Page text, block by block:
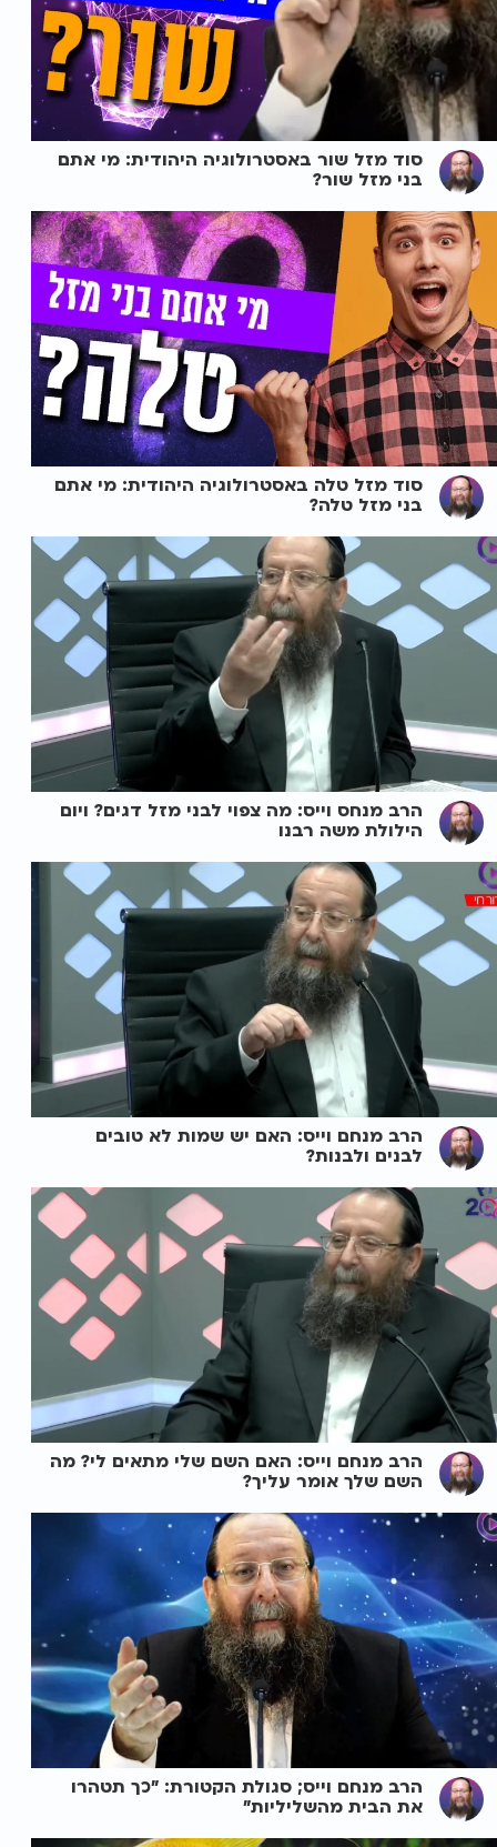
סוד מזל שור באסטרולוגיה היהודית: מי אתם
בני מזל שור?
סוד מזל טלה באסטרולוגיה היהודית: מי אתם
בני מזל טלה?
הרב מנחס וייס: מה צפוי לבני מזל דגים? ויום
הילולת משה רבנו
הרב מנחם וייס: האם יש שמות לא טובים
לבנים ולבנות?
הרב מנחם וייס: האם השם שלי מתאים לי? מה
השם שלך אומר עליך?
הרב מנחם וייס; סגולת הקטורת: "כך תטהרו
את הבית מהשליליות"